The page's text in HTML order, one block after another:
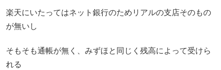
楽天にいたってはネット銀行のためリアルの支店そのもの
が無いし
そもそも通帳が無く、みずほと同じく残高によって受けら
れる